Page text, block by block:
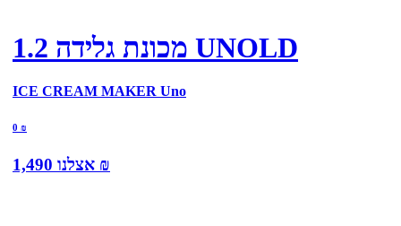
מכונת גלידה 1.2 UNOLD
ICE CREAM MAKER Uno
0 ₪
אצלנו 1,490 ₪